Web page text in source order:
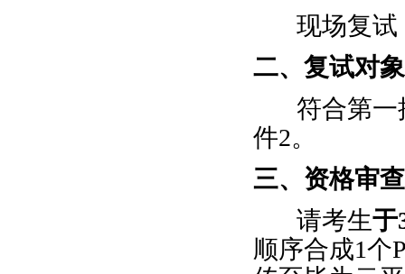
现场复试
二、复试对象
符合第
件2。
三、资格审查
请考生于
顺序合成1个